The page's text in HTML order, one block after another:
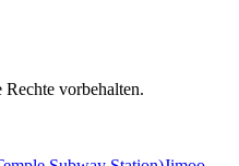
Room
vorbehalten.